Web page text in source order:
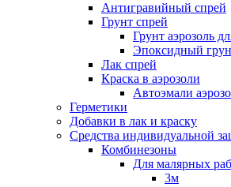
Антигравийный спрей
Грунт спрей
Грунт аэрозоль
Эпоксидный
Лак спрей
Краска в аэрозоли
Автоэмали
Герметики
Добавки в лак и краску
Средства индивидуальной
Комбинезоны
Для малярных
3м